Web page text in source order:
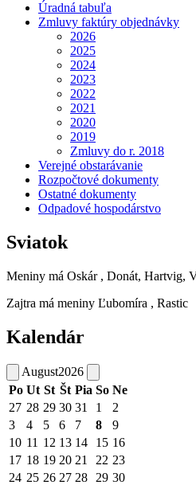
Úradná tabuľa
Zmluvy faktúry objednávky
2026
2025
2024
2023
2022
2021
2020
2019
Zmluvy do r. 2018
Verejné obstarávanie
Rozpočtové dokumenty
Ostatné dokumenty
Odpadové hospodárstvo
Sviatok
Meniny má Oskár , Donát, Hartvig,
Zajtra má meniny Ľubomíra , Rastic
Kalendár
August2026
Po Ut St Št Pia So Ne
27 28 29 30 31 1
2
3
4 5 6 7 8
9
10 11 12 13 14 15 16
17 18 19 20 21 22 23
24 25 26 27 28 29 30